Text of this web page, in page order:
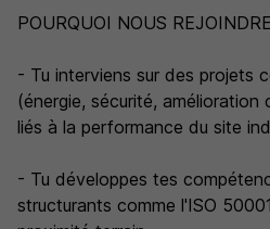
POURQUOI NOUS
- Tu interviens sur des projets
(énergie, sécurité,
liés à la performance du site
- Tu développes tes
structurants comme l'ISO